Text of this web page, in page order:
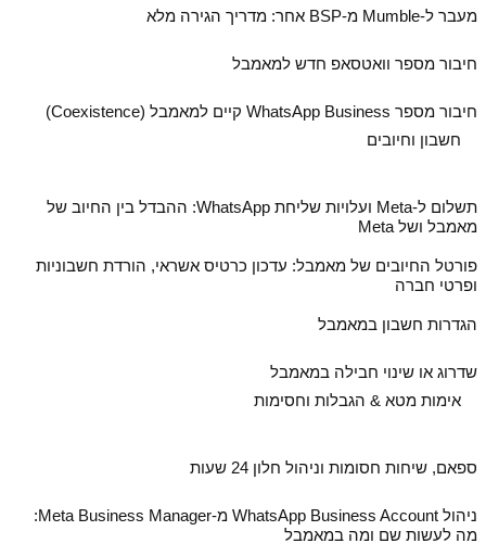
מעבר ל‑Mumble מ‑BSP אחר: מדריך הגירה מלא
חיבור מספר וואטסאפ חדש למאמבל
חיבור מספר WhatsApp Business קיים למאמבל (Coexistence)
חשבון וחיובים
תשלום ל‑Meta ועלויות שליחת WhatsApp: ההבדל בין החיוב של
מאמבל ושל Meta
פורטל החיובים של מאמבל: עדכון כרטיס אשראי, הורדת חשבוניות
ופרטי חברה
הגדרות חשבון במאמבל
שדרוג או שינוי חבילה במאמבל
אימות מטא & הגבלות וחסימות
ספאם, שיחות חסומות וניהול חלון 24 שעות
ניהול WhatsApp Business Account מ‑Meta Business Manager:
מה לעשות שם ומה במאמבל